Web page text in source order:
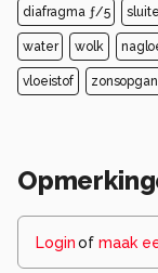
diafragma ƒ/5
water wolk
vloeistof
Loginof maak